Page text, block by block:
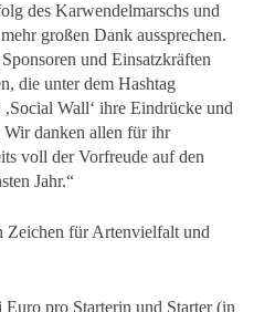
des Karwendelmarschs und
großen Dank aussprechen.
und Einsatzkräften
die unter dem Hashtag
Wall‘ ihre Eindrücke und
Wir danken allen für ihr
voll der Vorfreude auf den
Jahr.“
Zeichen für Artenvielfalt und
Euro pro Starterin und Starter (in